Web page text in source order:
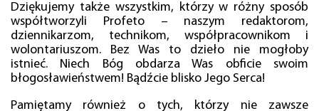
Dziękujemy także wszystkim, którzy w różny sposób
współtworzyli Profeto – naszym redaktorom,
dziennikarzom, technikom, współpracownikom i
wolontariuszom. Bez Was to dzieło nie mogłoby
istnieć. Niech Bóg obdarza Was obficie swoim
błogosławieństwem! Bądźcie blisko Jego Serca!
Pamiętamy również o tych, którzy nie zawsze